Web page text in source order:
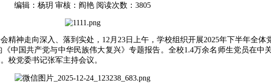
编辑：杨玥 审核：阎艳 阅读次数： 3805
精神走向深入、落到实处，12月23日上午，学校组织开展2025年下半年全
中国共产党与中华民族伟大复兴》专题报告。全校1.4万余名师生党员在中
校党委书记张军主持会议。